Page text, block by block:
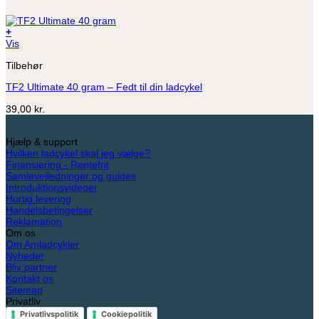
+
Vis
Tilbehør
TF2 Ultimate 40 gram – Fedt til din ladcykel
39,00 kr.
Hjælp & support
Hvilken ladcykel skal jeg vælge?
Finansiering - Rentefrit
Samlevejledninger og guides
Introduktionsvideoer
Hurtig levering
Handelsbetingelser
Reklamation
Om os
Om Amladcykler
Nyheder
Bliv partner
Kontakt os
Sitemap
Privatliv
Privatlivspolitik Cookiepolitik